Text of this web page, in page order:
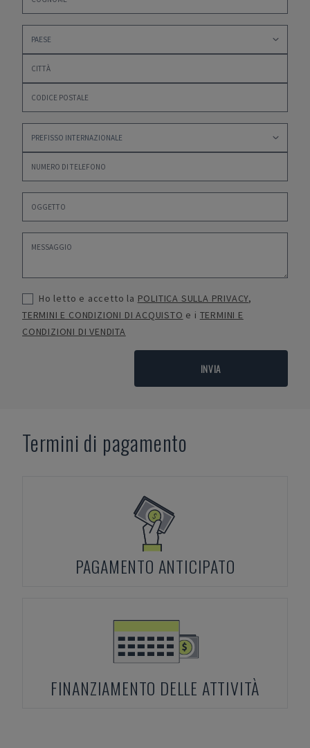
Ho letto e accetto la POLITICA SULLA PRIVACY,
TERMINI E CONDIZIONI DI ACQUISTO e i TERMINI E
CONDIZIONI DI VENDITA
INVIA
Termini di pagamento
PAGAMENTO ANTICIPATO
FINANZIAMENTO DELLE ATTIVITÀ